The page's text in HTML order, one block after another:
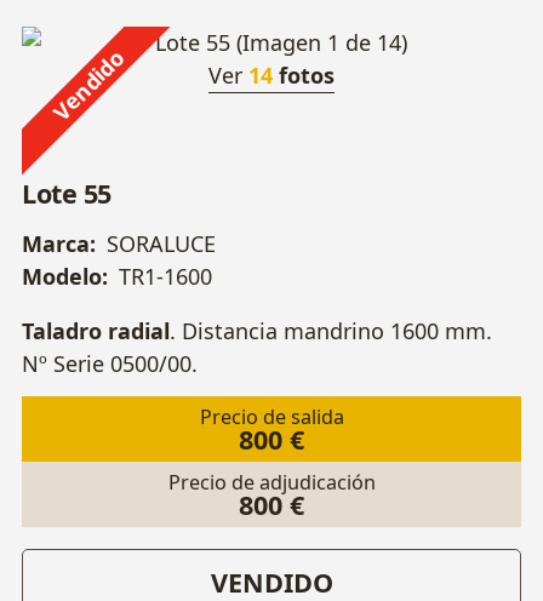
Vendido Ver 14 fotos
Lote 55
Marca: SORALUCE
Modelo: TR1-1600
Taladro radial. Distancia mandrino 1600 mm.
Nº Serie 0500/00.
Precio de salida
800 €
Precio de adjudicación
800 €
VENDIDO